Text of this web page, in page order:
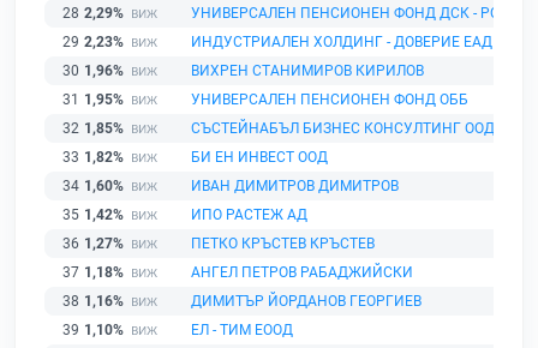
28 2,29%
УНИВЕРСАЛЕН ПЕНСИОНЕН ФОНД ДСК -
29 2,23%
ИНДУСТРИАЛЕН ХОЛДИНГ - ДОВЕРИЕ ЕАД
30 1,96%
ВИХРЕН СТАНИМИРОВ КИРИЛОВ
31
1,95%
УНИВЕРСАЛЕН ПЕНСИОНЕН ФОНД ОББ
32 1,85%
СЪСТЕЙНАБЪЛ БИЗНЕС КОНСУЛТИНГ ООД
33 1,82%
БИ ЕН ИНВЕСТ ООД
34 1,60%
ИВАН ДИМИТРОВ ДИМИТРОВ
35 1,42%
ИПО РАСТЕЖ АД
36 1,27%
ПЕТКО КРЪСТЕВ КРЪСТЕВ
37 1,18%
АНГЕЛ ПЕТРОВ РАБАДЖИЙСКИ
38 1,16%
ДИМИТЪР ЙОРДАНОВ ГЕОРГИЕВ
39 1,10%
ЕЛ - ТИМ ЕООД